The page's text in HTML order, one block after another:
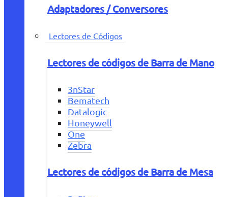
Adaptadores / Conversores
Lectores de Códigos
Lectores de códigos de Barra de Mano
3nStar
Bematech
Datalogic
Honeywell
One
Zebra
Lectores de códigos de Barra de Mesa